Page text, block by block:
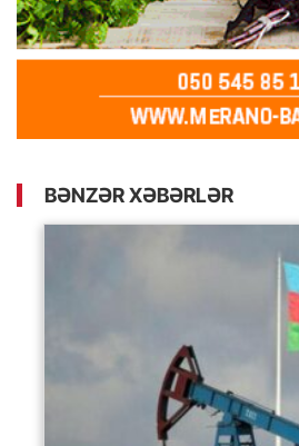
BƏNZƏR XƏBƏRLƏR